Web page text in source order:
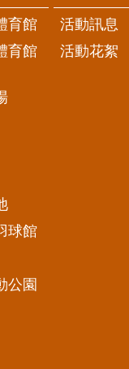
育館
育館
球館
公園
活動訊息
活動花絮